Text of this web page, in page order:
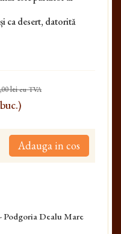
ca desert, datorită
leicu TVA
Adauga in cos
Podgoria Dealu Mare